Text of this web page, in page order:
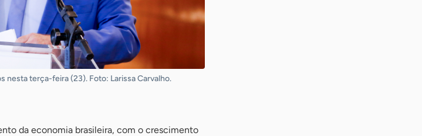
nesta terça-feira (23). Foto: Larissa Carvalho.
da economia brasileira, com o crescimento